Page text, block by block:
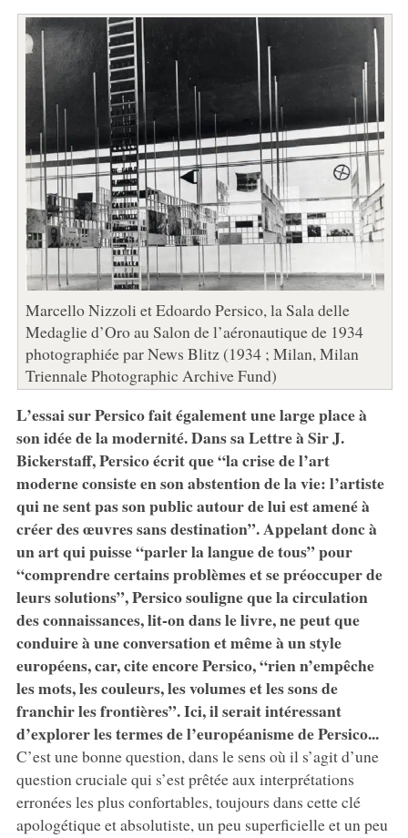
Marcello Nizzoli et Edoardo Persico, la Sala delle
Medaglie d’Oro au Salon de l’aéronautique de 1934
photographiée par News Blitz (1934 ; Milan, Milan
Triennale Photographic Archive Fund)
L’essai sur Persico fait également une large place à
son idée de la modernité. Dans sa Lettre à Sir J.
Bickerstaff, Persico écrit que “la crise de l’art
moderne consiste en son abstention de la vie: l’artiste
qui ne sent pas son public autour de lui est amené à
créer des œuvres sans destination”. Appelant donc à
un art qui puisse “parler la langue de tous” pour
“comprendre certains problèmes et se préoccuper de
leurs solutions”, Persico souligne que la circulation
des connaissances, lit-on dans le livre, ne peut que
conduire à une conversation et même à un style
européens, car, cite encore Persico, “rien n’empêche
les mots, les couleurs, les volumes et les sons de
franchir les frontières”. Ici, il serait intéressant
d’explorer les termes de l’européanisme de Persico...
C’est une bonne question, dans le sens où il s’agit d’une
question cruciale qui s’est prêtée aux interprétations
erronées les plus confortables, toujours dans cette clé
apologétique et absolutiste, un peu superficielle et un peu